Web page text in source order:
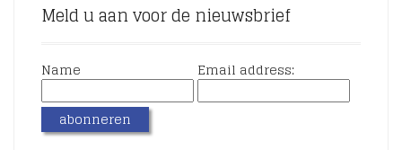
Meld u aan voor de nieuwsbrief
Name Email address: